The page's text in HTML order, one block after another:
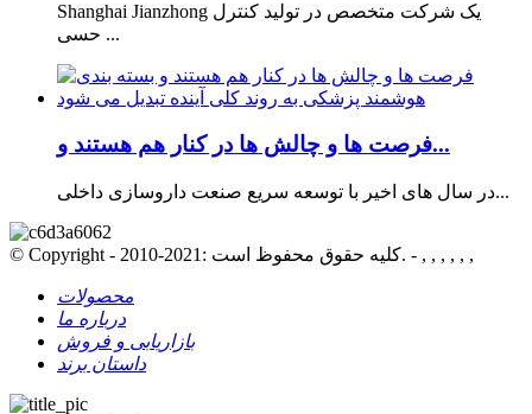
Shanghai Jianzhong یک شرکت متخصص در تولید کنترل
حسی ...
فرصت ها و چالش ها در کنار هم هستند و...
در سال های اخیر با توسعه سریع صنعت داروسازی داخلی...
© Copyright - 2010-2021: کلیه حقوق محفوظ است. - , , , , , ,
محصولات
درباره ما
بازاریابی و فروش
داستان برند